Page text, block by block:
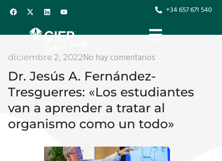
+34 657 671 540
diciembre 2, 2022No hay comentarios
Dr. Jesús A. Fernández-
Tresguerres: «Los estudiantes
van a aprender a tratar al
organismo como un todo»